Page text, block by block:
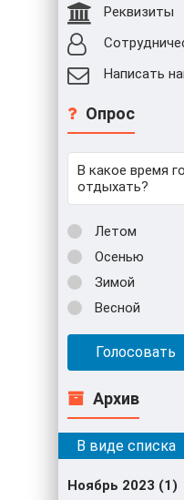
Реквизиты
Написать
Опрос
В какое время
отдыхать?
Летом
Осенью
Зимой
Весной
Голосовать
Архив
Ноябрь 2023 (1)